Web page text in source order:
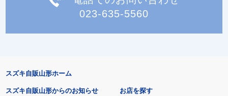
023-635-5560
スズキ自販山形ホーム
スズキ自販山形からのお知らせ お店を探す